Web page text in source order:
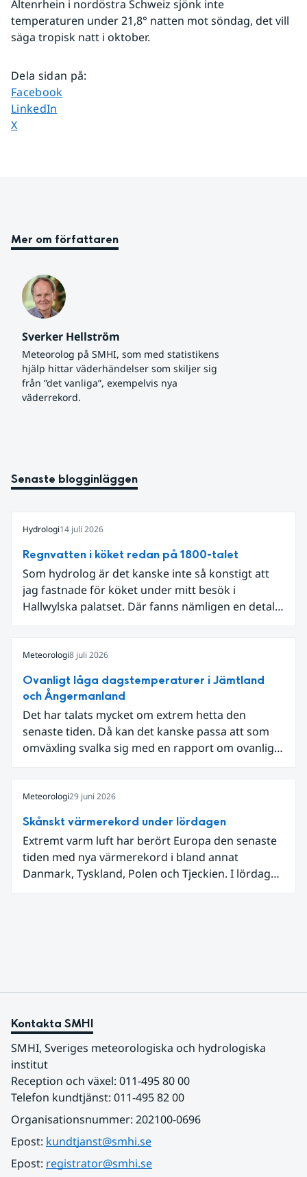
Altenrhein i nordöstra Schweiz sjönk inte
temperaturen under 21,8° natten mot söndag, det vill
säga tropisk natt i oktober.
Dela sidan på:
Dela sidan på
Facebook
Dela sidan på
LinkedIn
Dela sidan på
X
Mer om författaren
Sverker Hellström
Meteorolog på SMHI, som med statistikens
hjälp hittar väderhändelser som skiljer sig
från ”det vanliga”, exempelvis nya
väderrekord.
Senaste blogginläggen
Hydrologi14 juli 2026
Regnvatten i köket redan på 1800-talet
Som hydrolog är det kanske inte så konstigt att
jag fastnade för köket under mitt besök i
Hallwylska palatset. Där fanns nämligen en detalj
Meteorologi8 juli 2026
Ovanligt låga dagstemperaturer i Jämtland
och Ångermanland
Det har talats mycket om extrem hetta den
senaste tiden. Då kan det kanske passa att som
omväxling svalka sig med en rapport om ovanligt
Meteorologi29 juni 2026
Skånskt värmerekord under lördagen
Extremt varm luft har berört Europa den senaste
tiden med nya värmerekord i bland annat
Danmark, Tyskland, Polen och Tjeckien. I lördags
Kontakta SMHI
SMHI, Sveriges meteorologiska och hydrologiska
institut
Reception och växel: 011-495 80 00
Telefon kundtjänst: 011-495 82 00
Organisationsnummer: 202100-0696
Epost: kundtjanst@smhi.se
Epost: registrator@smhi.se